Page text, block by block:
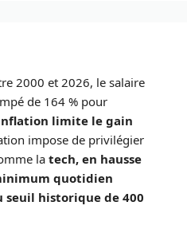
2000 et 2026, le salaire
de 164 % pour
limite le gain
impose de privilégier
la tech, en hausse
quotidien
seuil historique de 400